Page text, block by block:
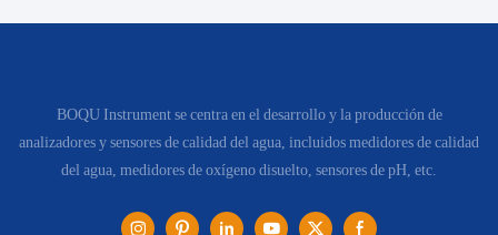
BOQU Instrument se centra en el desarrollo y la producción de
analizadores y sensores de calidad del agua, incluidos medidores de calidad
del agua, medidores de oxígeno disuelto, sensores de pH, etc.